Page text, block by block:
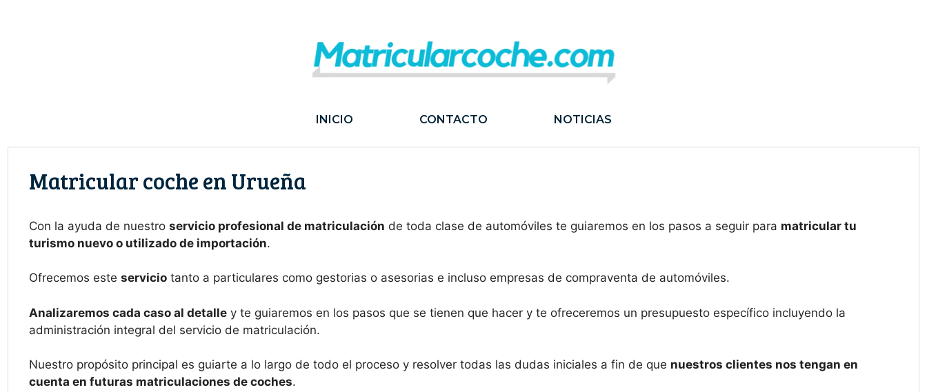
INICIO CONTACTO NOTICIAS
Matricular coche en Urueña
Con la ayuda de nuestro servicio profesional de matriculación de toda clase de automóviles te guiaremos en los pasos a seguir para matricular tu
turismo nuevo o utilizado de importación.
Ofrecemos este servicio tanto a particulares como gestorias o asesorias e incluso empresas de compraventa de automóviles.
Analizaremos cada caso al detalle y te guiaremos en los pasos que se tienen que hacer y te ofreceremos un presupuesto específico incluyendo la
administración integral del servicio de matriculación.
Nuestro propósito principal es guiarte a lo largo de todo el proceso y resolver todas las dudas iniciales a fin de que nuestros clientes nos tengan en
cuenta en futuras matriculaciones de coches.